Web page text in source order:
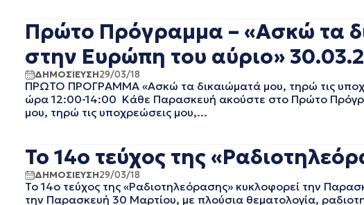
ΜΑΙΟΣ 2024
ΑΠΡΙΛΙΟΣ 2024
ΜΑΡΤΙΟΣ 2024
ΦΕΒΡΟΥΑΡΙΟΣ 2024
ΙΑΝΟΥΑΡΙΟΣ 2024
ΔΕΚΕΜΒΡΙΟΣ 2023
ΝΟΕΜΒΡΙΟΣ 2023
ΣΕΠΤΕΜΒΡΙΟΣ 2023
ΑΥΓΟΥΣΤΟΣ 2023
ΙΟΥΛΙΟΣ 2023
ΙΟΥΝΙΟΣ 2023
Πρώτο Πρόγραμμα – «Ασκώ τα
στην Ευρώπη του αύριο»
ΔΗΜΟΣΙΕΥΣΗ29/03/18
ΠΡΩΤΟ ΠΡΟΓΡΑΜΜΑ «Ασκώ τα δικαιώματά μου, τηρώ τις
ώρα 12:00-14:00 Κάθε Παρασκευή ακούστε στο Πρώτο
μου, τηρώ τις υποχρεώσεις μου,...
To 14ο τεύχος της
ΔΗΜΟΣΙΕΥΣΗ29/03/18
To 14ο τεύχος της «Ραδιοτηλεόρασης» κυκλοφορεί την
την Παρασκευή 30 Μαρτίου, με πλούσια θεματολογία,